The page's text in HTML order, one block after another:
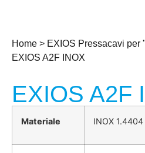
Home > EXIOS Pressacavi per
EXIOS A2F INOX
EXIOS A2F
Materiale INOX 1.4404